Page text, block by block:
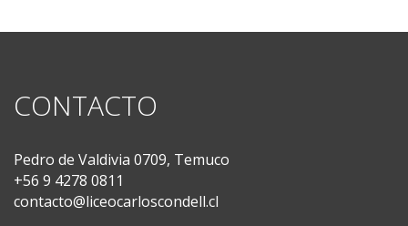
CONTACTO
Pedro de Valdivia 0709, Temuco
+56 9 4278 0811
contacto@liceocarloscondell.cl